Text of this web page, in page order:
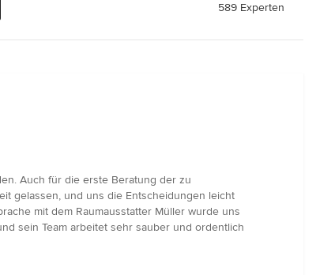
589 Experten
Auch für die erste Beratung der zu
gelassen, und uns die Entscheidungen leicht
mit dem Raumausstatter Müller wurde uns
sein Team arbeitet sehr sauber und ordentlich